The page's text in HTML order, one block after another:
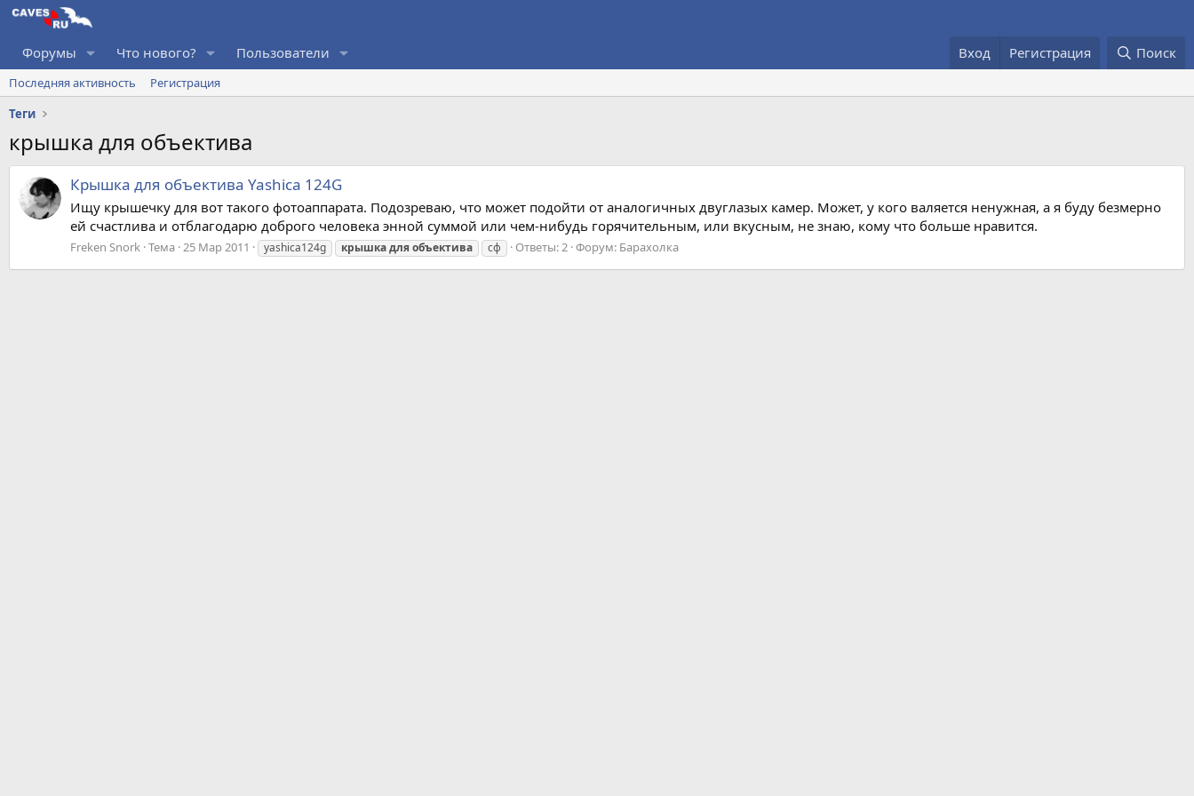
Форумы Что нового? Пользователи Вход Регистрация Поиск
Последняя активность
Регистрация
Теги
крышка для объектива
Крышка для объектива Yashica 124G
Ищу крышечку для вот такого фотоаппарата. Подозреваю, что может подойти от аналогичных двуглазых камер. Может, у кого валяется ненужная, а я буду безмерно
ей счастлива и отблагодарю доброго человека энной суммой или чем-нибудь горячительным, или вкусным, не знаю, кому что больше нравится.
Freken Snork Тема 25 Мар 2011 yashica124g крышкадляобъектива сф Ответы: 2 Форум: Барахолка